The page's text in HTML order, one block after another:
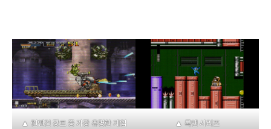
▲ 런앤건 장르 중 가장 유명한 게임
▲ 록맨 시리즈